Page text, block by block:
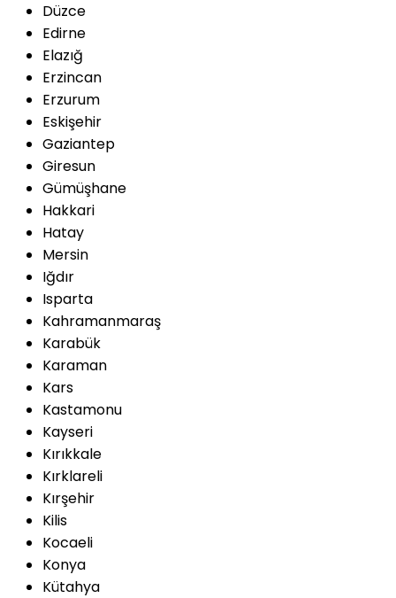
Düzce
Edirne
Elazığ
Erzincan
Erzurum
Eskişehir
Gaziantep
Giresun
Gümüşhane
Hakkari
Hatay
Mersin
Iğdır
Isparta
Kahramanmaraş
Karabük
Karaman
Kars
Kastamonu
Kayseri
Kırıkkale
Kırklareli
Kırşehir
Kilis
Kocaeli
Konya
Kütahya